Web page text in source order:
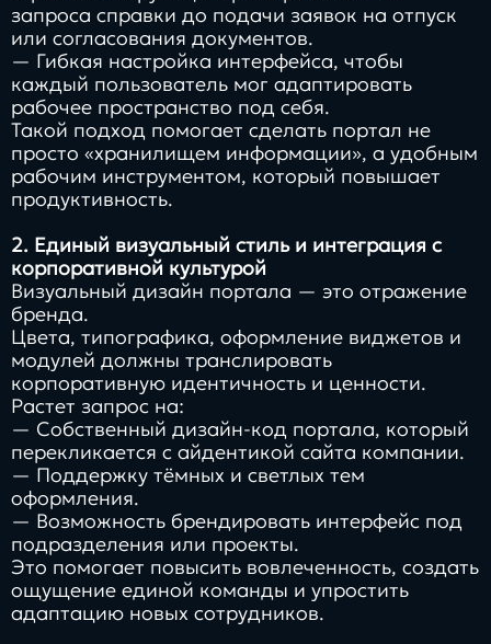
запроса справки до подачи заявок на отпуск
или согласования документов.
— Гибкая настройка интерфейса, чтобы
каждый пользователь мог адаптировать
рабочее пространство под себя.
Такой подход помогает сделать портал не
просто «хранилищем информации», а удобным
рабочим инструментом, который повышает
продуктивность.
2. Единый визуальный стиль и интеграция с
корпоративной культурой
Визуальный дизайн портала — это отражение
бренда.
Цвета, типографика, оформление виджетов и
модулей должны транслировать
корпоративную идентичность и ценности.
Растет запрос на:
— Собственный дизайн-код портала, который
перекликается с айдентикой сайта компании.
— Поддержку тёмных и светлых тем
оформления.
— Возможность брендировать интерфейс под
подразделения или проекты.
Это помогает повысить вовлеченность, создать
ощущение единой команды и упростить
адаптацию новых сотрудников.